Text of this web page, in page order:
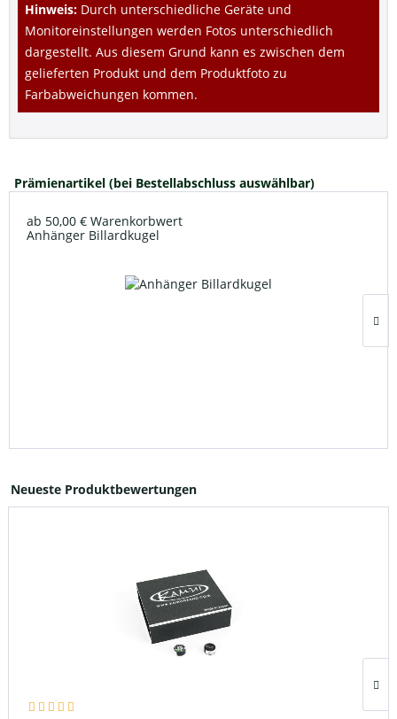
Hinweis: Durch unterschiedliche Geräte und
Monitoreinstellungen werden Fotos unterschiedlich
dargestellt. Aus diesem Grund kann es zwischen dem
gelieferten Produkt und dem Produktfoto zu
Farbabweichungen kommen.
Prämienartikel (bei Bestellabschluss auswählbar)
ab 50,00 € Warenkorbwert
Anhänger Billardkugel
Neueste Produktbewertungen